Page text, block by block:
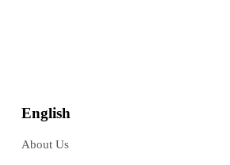
English
About Us